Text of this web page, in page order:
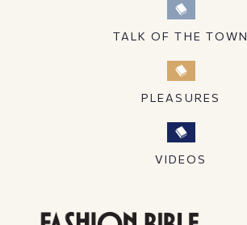
TALK OF THE TOWN
PLEASURES
VIDEOS